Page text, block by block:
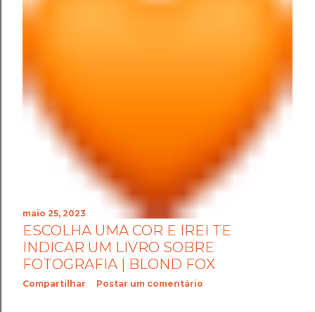
maio 25, 2023
ESCOLHA UMA COR E IREI TE
INDICAR UM LIVRO SOBRE
FOTOGRAFIA | BLOND FOX
Compartilhar Postar um comentário